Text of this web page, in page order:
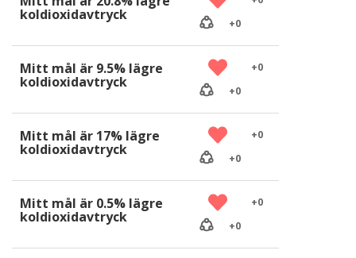
koldioxidavtryck
+0
Mitt mål är 9.5% lägre
koldioxidavtryck
+0
+0
Mitt mål är 17% lägre
koldioxidavtryck
+0
+0
Mitt mål är 0.5% lägre
koldioxidavtryck
+0
+0